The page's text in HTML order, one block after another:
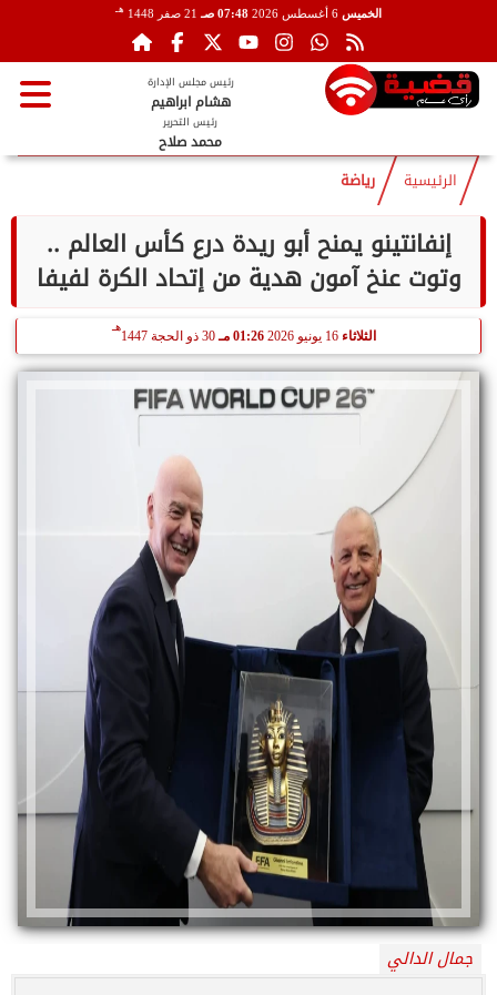
الخميس 07:48 صـ 21 صفر 1448 هـ
رئيس مجلس الإدارة
هشام ابراهيم
رئيس التحرير
محمد صلاح
الرئيسية رياضة
إنفانتينو يمنح أبو ريدة درع كأس العالم ..
وتوت عنخ آمون هدية من إتحاد الكرة لفيفا
الثلاثاء 01:26 مـ 30 ذو الحجة 1447
هـ
جمال الدالي